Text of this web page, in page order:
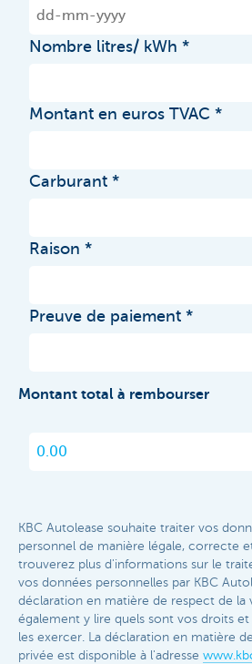
Nombre litres/ kWh
Montant en euros TVAC
Carburant
Raison
Preuve de paiement
Montant total à rembourser
KBC Autolease souhaite traiter vos
personnel de manière légale, correcte
trouverez plus d'informations sur le
vos données personnelles par KBC
déclaration en matière de respect de la
également y lire quels sont vos droits
les exercer. La déclaration en matière
privée est disponible à l'adresse